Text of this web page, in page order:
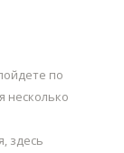
по
несколько
здесь